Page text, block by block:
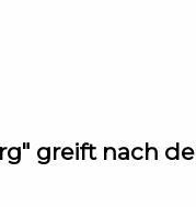
greift nach